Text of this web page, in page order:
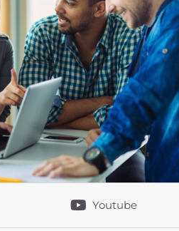
Youtube